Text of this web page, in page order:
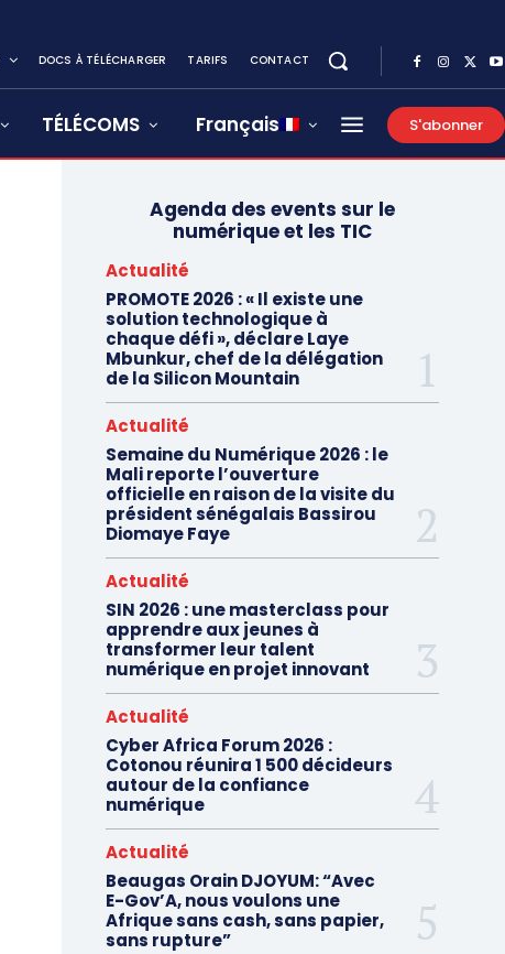
DOCS À TÉLÉCHARGER TARIFS CONTACT
TÉLÉCOMS Français S'abonner
Agenda des events sur le
numérique et les TIC
Actualité
PROMOTE 2026 : « Il existe une
solution technologique à
chaque défi », déclare Laye
Mbunkur, chef de la délégation
de la Silicon Mountain
Actualité
Semaine du Numérique 2026 : le
Mali reporte l’ouverture
officielle en raison de la visite du
président sénégalais Bassirou
Diomaye Faye
Actualité
SIN 2026 : une masterclass pour
apprendre aux jeunes à
transformer leur talent
numérique en projet innovant
Actualité
Cyber Africa Forum 2026 :
Cotonou réunira 1 500 décideurs
autour de la confiance
numérique
Actualité
Beaugas Orain DJOYUM: “Avec
E-Gov’A, nous voulons une
Afrique sans cash, sans papier,
sans rupture”